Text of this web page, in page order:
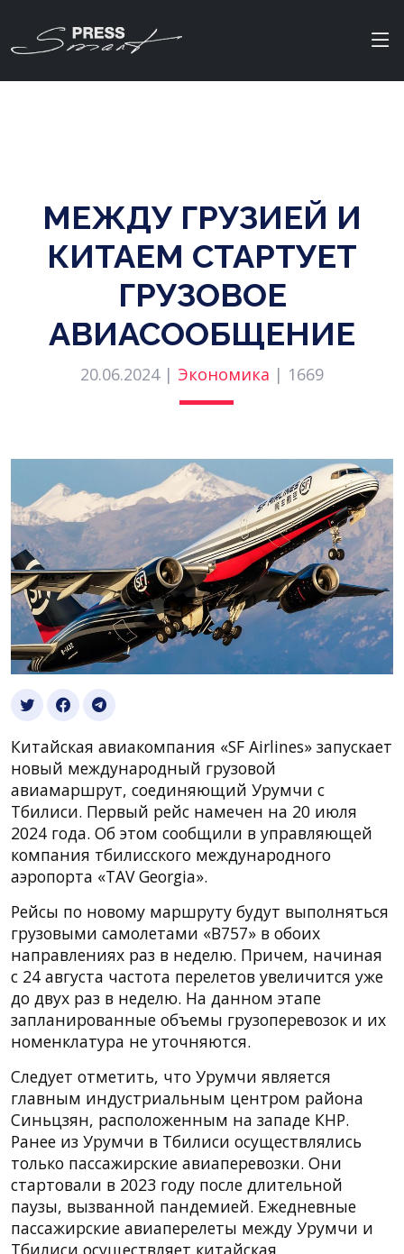
МЕЖДУ ГРУЗИЕЙ И
КИТАЕМ СТАРТУЕТ
ГРУЗОВОЕ
АВИАСООБЩЕНИЕ
20.06.2024 | Экономика | 1669
Китайская авиакомпания «SF Airlines» запускает
новый международный грузовой
авиамаршрут, соединяющий Урумчи с
Тбилиси. Первый рейс намечен на 20 июля
2024 года. Об этом сообщили в управляющей
компания тбилисского международного
аэропорта «TAV Georgia».
Рейсы по новому маршруту будут выполняться
грузовыми самолетами «B757» в обоих
направлениях раз в неделю. Причем, начиная
с 24 августа частота перелетов увеличится уже
до двух раз в неделю. На данном этапе
запланированные объемы грузоперевозок и их
номенклатура не уточняются.
Следует отметить, что Урумчи является
главным индустриальным центром района
Синьцзян, расположенным на западе КНР.
Ранее из Урумчи в Тбилиси осуществлялись
только пассажирские авиаперевозки. Они
стартовали в 2023 году после длительной
паузы, вызванной пандемией. Ежедневные
пассажирские авиаперелеты между Урумчи и
Тбилиси осуществляет китайская